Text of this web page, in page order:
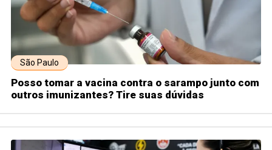
São Paulo
Posso tomar a vacina contra o sarampo junto com
outros imunizantes? Tire suas dúvidas